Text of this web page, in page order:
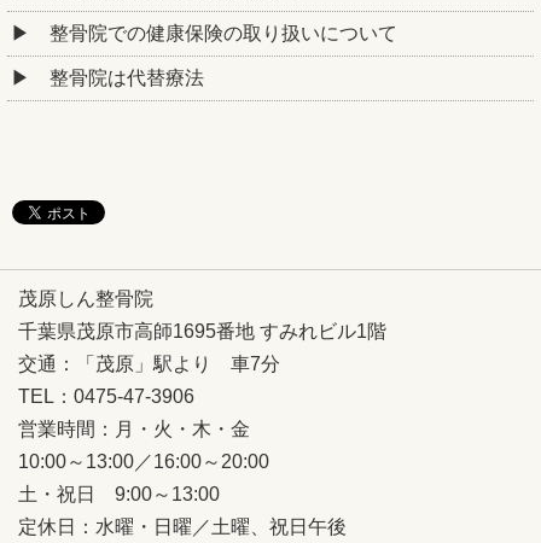
整骨院での健康保険の取り扱いについて
整骨院は代替療法
茂原しん整骨院
千葉県茂原市高師1695番地 すみれビル1階
交通：「茂原」駅より 車7分
TEL：0475-47-3906
営業時間：月・火・木・金
10:00～13:00／16:00～20:00
土・祝日 9:00～13:00
定休日： 水曜・日曜／土曜、祝日午後